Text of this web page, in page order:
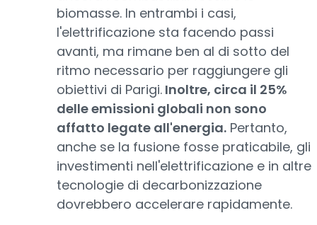
biomasse. In entrambi i casi,
l'elettrificazione sta facendo passi
avanti, ma rimane ben al di sotto del
ritmo necessario per raggiungere gli
obiettivi di Parigi. Inoltre, circa il 25%
delle emissioni globali non sono
affatto legate all'energia. Pertanto,
anche se la fusione fosse praticabile, gli
investimenti nell'elettrificazione e in altre
tecnologie di decarbonizzazione
dovrebbero accelerare rapidamente.